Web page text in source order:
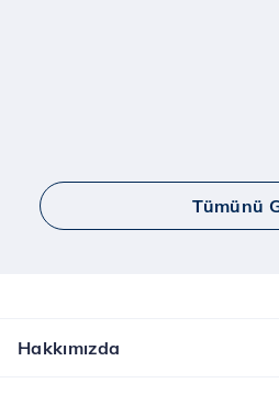
Tümünü
Hakkımızda